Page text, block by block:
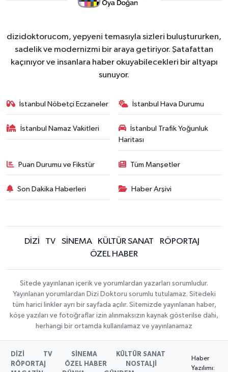
dizidoktorucom, yepyeni temasıyla sizleri buluştururken,
sadelik ve modernizmi bir araya getiriyor. Şatafattan
kaçınıyor ve insanlara haber okuyabilecekleri bir altyapı
sunuyor.
İstanbul Nöbetçi Eczaneler İstanbul Hava Durumu
İstanbul Namaz Vakitleri
İstanbul Trafik Yoğunluk
Haritası
Puan Durumu ve Fikstür Tüm Manşetler
Son Dakika Haberleri Haber Arşivi
DİZİ TV SİNEMA KÜLTÜR SANAT
RÖPORTAJ
ÖZEL HABER
Sitede yayınlanan içerik ve yorumlardan yazarları sorumludur.
Yayınlanan yorumlardan Dizi Doktoru sorumlu tutulamaz. Sitedeki
tüm harici linkler ayrı bir sayfada açılır. Sitemizde yayınlanan haber,
köşe yazıları ve fotoğraflar izin alınmaksızın kaynak gösterilse dahi,
herhangi bir ortamda kullanılamaz ve yayınlanamaz
DİZİ TV SİNEMA
KÜLTÜR SANAT
RÖPORTAJ
ÖZEL HABER
NOSTALJİ
Haber
Yazılımı: